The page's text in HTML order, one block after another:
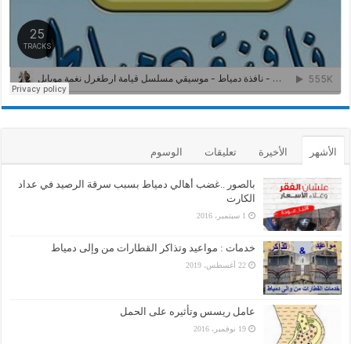
الأشهر الأخيرة تعليقات الوسوم
بالصور ..غضب أهالي دمياط بسبب سرقة الرصيد في عداد
الكارت
1 سبتمبر، 2016
خدمات : مواعيد وتذاكر القطارات من وإلى دمياط
22 أغسطس، 2019
عامل ريسس وتأثيره على الحمل
19 نوفمبر، 2016